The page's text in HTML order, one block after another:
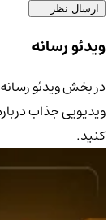
ارسال نظر
4.9/5
ویدئو رسانه
در بخش ویدئو
ویدیویی جذاب
کنید.